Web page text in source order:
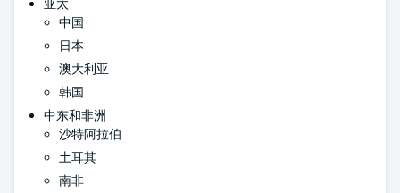
亚太
中国
日本
澳大利亚
韩国
中东和非洲
沙特阿拉伯
土耳其
南非